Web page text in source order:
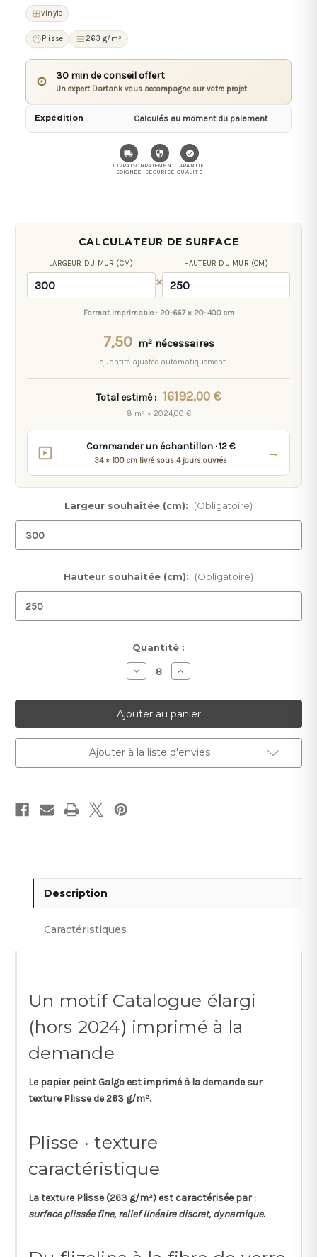
vinyle
Plisse 263 g/m²
⊙ 30 min de conseil offert
Un expert Dartank vous accompagne sur votre projet
Expédition Calculés au moment du paiement
LIVRAISON
SOIGNÉE
PAIEMENT
SÉCURISÉ
GARANTIE
QUALITÉ
CALCULATEUR DE SURFACE
LARGEUR DU MUR (CM)
×
HAUTEUR DU MUR (CM)
Format imprimable : 20–667 × 20–400 cm
7,50 m² nécessaires
— quantité ajustée automatiquement
Total estimé : 16192,00 €
8 m² × 2024,00 €
Commander un échantillon · 12 €
34 × 100 cm livré sous 4 jours ouvrés
→
Largeur souhaitée (cm): (Obligatoire)
Hauteur souhaitée (cm): (Obligatoire)
Quantité :
Diminuer
la
pour
Papier
peint
Galgo
Augmenter
la
pour
Papier
peint
Galgo
Ajouter à la liste d'envies
Description
Caractéristiques
Un motif Catalogue élargi
(hors 2024) imprimé à la
demande
Le papier peint Galgo est imprimé à la demande sur
texturePlissede263 g/m².
Plisse · texture
caractéristique
La texturePlisse(263 g/m²) est caractérisée par :
surface plissée fine, relief linéaire discret, dynamique.